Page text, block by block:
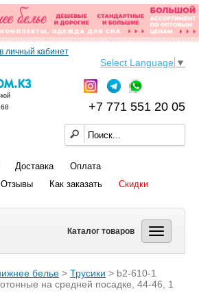
личный кабинет
Select Language ▼
+7 771 551 20 05
Доставка
Оплата
Отзывы Как заказать Скидки
Каталог товаров
белье > Трусики > b2-610-1
на средней посадке, 44-46, 1